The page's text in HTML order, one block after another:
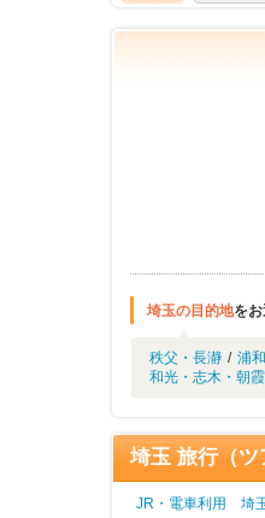
埼玉の目的地を
秩父・長瀞 / 浦
和光・志木・朝霞
埼玉 旅行（
JR・電車利用 埼